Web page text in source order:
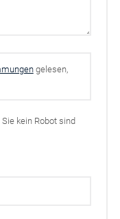
gelesen,
kein Robot sind